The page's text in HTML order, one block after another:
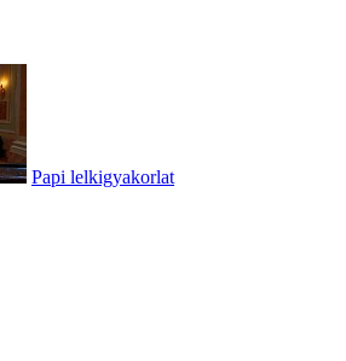
Papi lelkigyakorlat